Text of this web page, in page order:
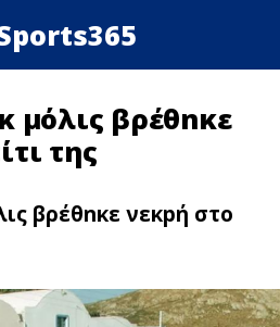
μόλις βρέθnκε
της
βρέθnκε νεκpή στο